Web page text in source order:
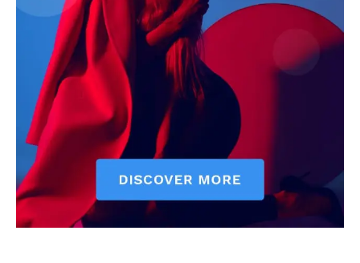
Terms of Use Agreement
Facebook
X WhatsApp
Share